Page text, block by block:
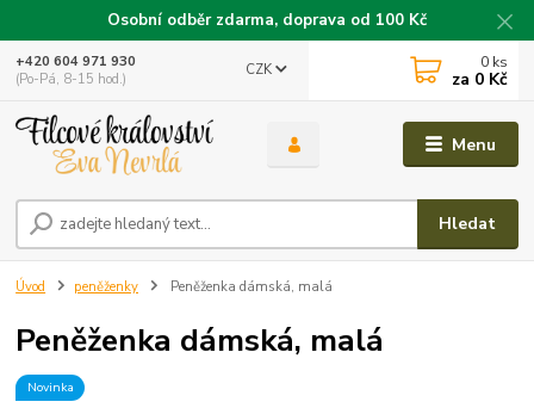
Osobní odběr zdarma, doprava od 100 Kč
Menu
CZK
Hledat
+420 604 971 930
(Po-Pá, 8-15 hod.)
0 ks
za 0 Kč
Úvod peněženky Peněženka dámská, malá
Peněženka dámská, malá
Novinka